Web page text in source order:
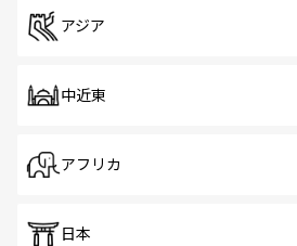
アジア
中近東
アフリカ
日本